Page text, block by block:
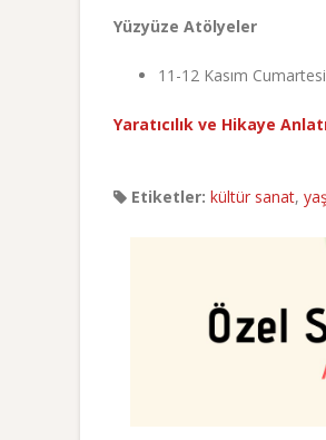
Yüzyüze Atölyeler
11-12 Kasım
Yaratıcılık ve Hikaye
Etiketler: kültür sanat,